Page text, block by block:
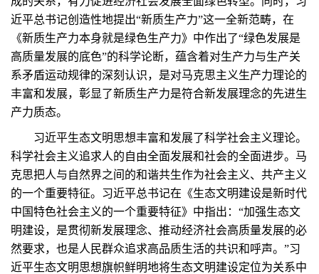
近平总书记创造性地提出“新质生产力”这一全新范畴，在
《新质生产力本身就是绿色生产力》中作出了“绿色发展是
高质量发展的底色”的科学论断，蕴含着对生产力与生产关
系矛盾运动规律的深刻认识，是对马克思主义生产力理论的
丰富和发展，彰显了新质生产力是符合新发展理念的先进生
产力质态。
习近平生态文明思想丰富和发展了科学社会主义理论。
科学社会主义追求人的自由全面发展和社会的全面进步。马
克思把人与自然界之间的和谐共生作为社会主义、共产主义
的一个重要特征。习近平总书记在《生态文明建设是新时代
中国特色社会主义的一个重要特征》中指出：“加强生态文
明建设，是贯彻新发展理念、推动经济社会高质量发展的必
然要求，也是人民群众追求高品质生活的共识和呼声。”习
近平生态文明思想旗帜鲜明地将生态文明建设定位为关系中